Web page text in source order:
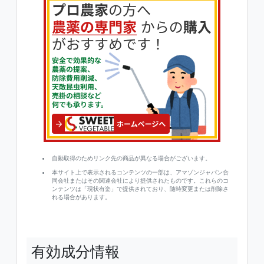
自動取得のためリンク先の商品が異なる場合がございます。
本サイト上で表示されるコンテンツの一部は、アマゾンジャパン合
同会社またはその関連会社により提供されたものです。これらのコ
ンテンツは「現状有姿」で提供されており、随時変更または削除さ
れる場合があります。
有効成分情報